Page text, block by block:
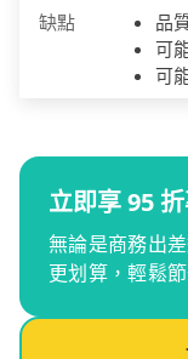
缺點
品
可
可
立即享 95
無論是商務出
更划算，輕鬆節